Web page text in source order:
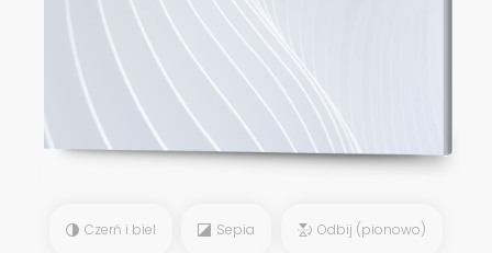
Czerń i biel Sepia Odbij (pionowo)